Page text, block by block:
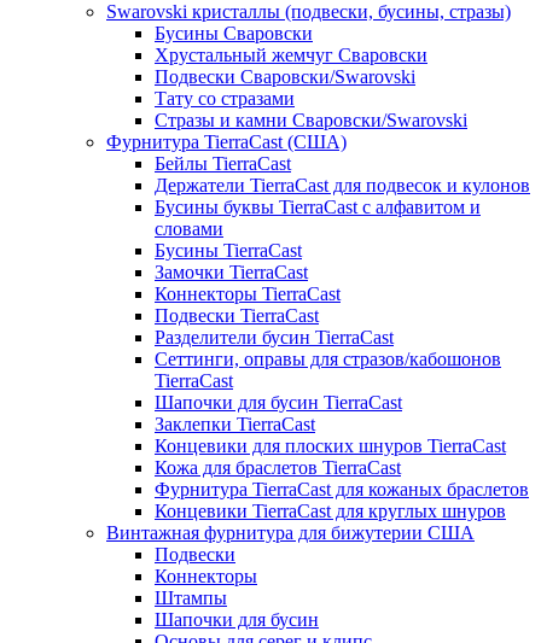
Swarovski кристаллы (подвески, бусины, стразы)
Бусины Сваровски
Хрустальный жемчуг Сваровски
Подвески Сваровски/Swarovski
Тату со стразами
Стразы и камни Сваровски/Swarovski
Фурнитура TierraCast (США)
Бейлы TierraCast
Держатели TierraCast для подвесок и кулонов
Бусины буквы TierraCast с алфавитом и
словами
Бусины TierraCast
Замочки TierraCast
Коннекторы TierraCast
Подвески TierraCast
Разделители бусин TierraCast
Сеттинги, оправы для стразов/кабошонов
TierraCast
Шапочки для бусин TierraCast
Заклепки TierraCast
Концевики для плоских шнуров TierraCast
Кожа для браслетов TierraCast
Фурнитура TierraCast для кожаных браслетов
Концевики TierraCast для круглых шнуров
Винтажная фурнитура для бижутерии США
Подвески
Коннекторы
Штампы
Шапочки для бусин